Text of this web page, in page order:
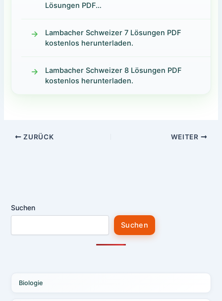
Lösungen PDF…
Lambacher Schweizer 7 Lösungen PDF
kostenlos herunterladen.
Lambacher Schweizer 8 Lösungen PDF
kostenlos herunterladen.
ZURÜCK WEITER
Suchen
Suchen
Biologie